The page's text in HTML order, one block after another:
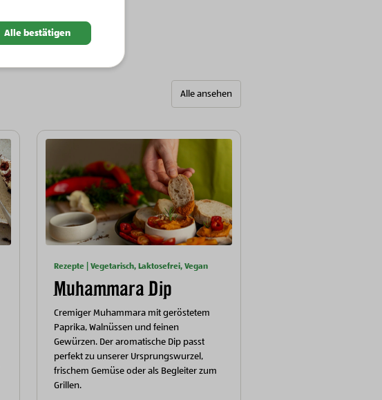
Alle ansehen
Rezepte | Vegetarisch, Laktosefrei, Vegan
Muhammara Dip
Cremiger Muhammara mit geröstetem
Paprika, Walnüssen und feinen
Gewürzen. Der aromatische Dip passt
perfekt zu unserer Ursprungswurzel,
frischem Gemüse oder als Begleiter zum
Grillen.
Alle bestätigen